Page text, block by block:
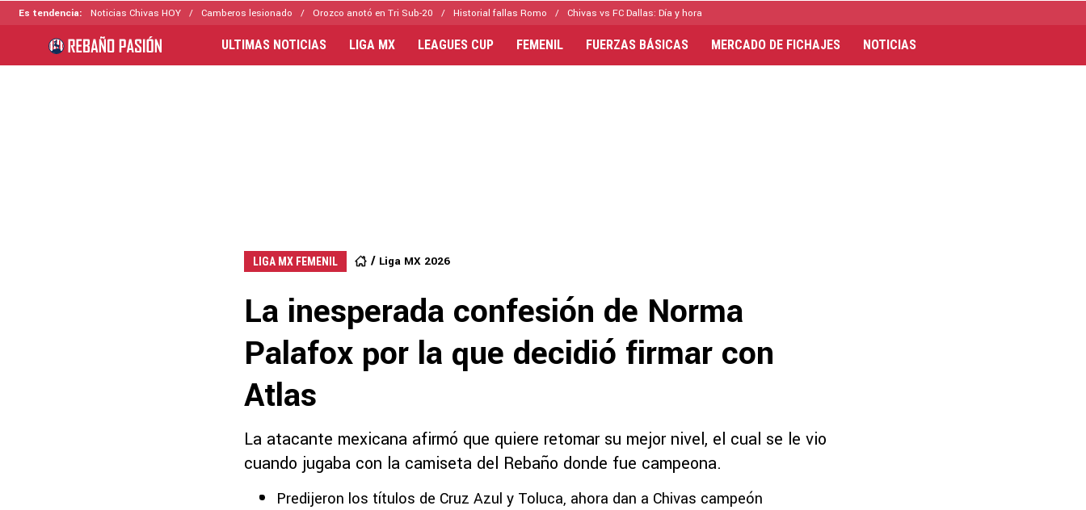
Es tendencia: Noticias Chivas HOY Camberos lesionado Orozco anotó en Tri Sub-20 Historial fallas Romo Chivas vs FC Dallas: Día y hora
ULTIMAS NOTICIAS LIGA MX LEAGUES CUP FEMENIL FUERZAS BÁSICAS MERCADO DE FICHAJES NOTICIAS
LIGA MX FEMENIL Liga MX 2026
La inesperada confesión de Norma
Palafox por la que decidió firmar con
Atlas
La atacante mexicana afirmó que quiere retomar su mejor nivel, el cual se le vio
cuando jugaba con la camiseta del Rebaño donde fue campeona.
Predijeron los títulos de Cruz Azul y Toluca, ahora dan a Chivas campeón